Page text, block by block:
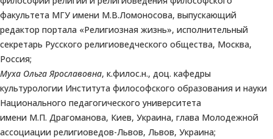
факультета МГУ имени М.В.Ломоносова, выпускающий
редактор портала «Религиозная жизнь», исполнительный
секретарь Русского религиоведческого общества, Москва,
Россия;
Муха Ольга Ярославовна, к.филос.н., доц. кафедры
культурологии Института философского образования и науки
Национального педагогического университета
имени М.П. Драгоманова, Киев, Украина, глава Молодежной
ассоциации религиоведов-Львов, Львов, Украина;